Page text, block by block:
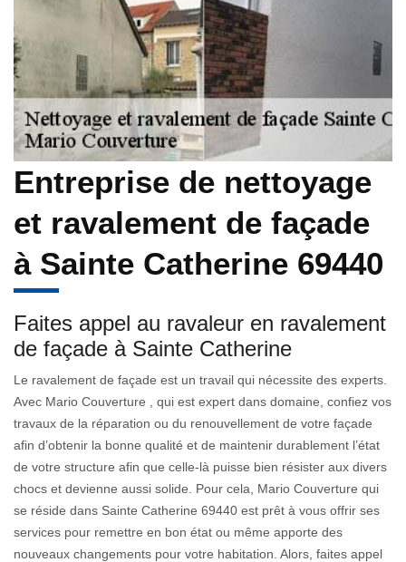
Entreprise de nettoyage
et ravalement de façade
à Sainte Catherine 69440
Faites appel au ravaleur en ravalement
de façade à Sainte Catherine
Le ravalement de façade est un travail qui nécessite des experts.
Avec Mario Couverture , qui est expert dans domaine, confiez vos
travaux de la réparation ou du renouvellement de votre façade
afin d’obtenir la bonne qualité et de maintenir durablement l’état
de votre structure afin que celle-là puisse bien résister aux divers
chocs et devienne aussi solide. Pour cela, Mario Couverture qui
se réside dans Sainte Catherine 69440 est prêt à vous offrir ses
services pour remettre en bon état ou même apporte des
nouveaux changements pour votre habitation. Alors, faites appel